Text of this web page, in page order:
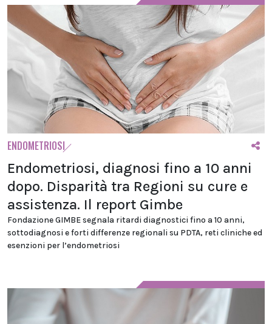
ENDOMETRIOSI
Endometriosi, diagnosi fino a 10 anni
dopo. Disparità tra Regioni su cure e
assistenza. Il report Gimbe
Fondazione GIMBE segnala ritardi diagnostici fino a 10 anni,
sottodiagnosi e forti differenze regionali su PDTA, reti cliniche ed
esenzioni per l’endometriosi